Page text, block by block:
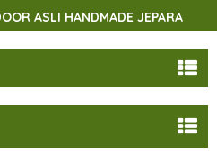
HANDMADE JEPARA